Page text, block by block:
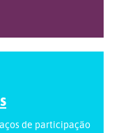
de participação